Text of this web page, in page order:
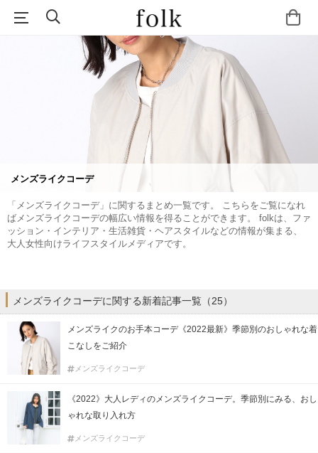
メンズライクコーデ
「メンズライクコーデ」に関するまとめ一覧です。 こちらをご覧になれ
ばメンズライクコーデの幅広い情報を得ることができます。 folkは、ファ
ッション・インテリア・生活雑貨・ヘアスタイルなどの情報が集まる、
大人女性向けライフスタイルメディアです。
メンズライクコーデに関する新着記事一覧（25）
メンズライクのお手本コーデ《2022最新》季節別のおしゃれな着
こなしをご紹介
メンズライクコーデ
《2022》大人レディのメンズライクコーデ。季節別にみる、おし
ゃれな取り入れ方
メンズライクコーデ